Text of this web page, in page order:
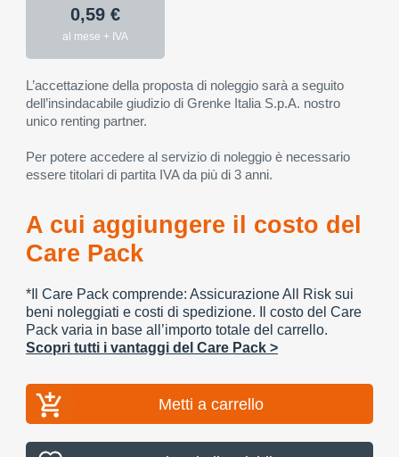
0,59 €
al mese + IVA
L’accettazione della proposta di noleggio sarà a seguito
dell’insindacabile giudizio di Grenke Italia S.p.A. nostro
unico renting partner.
Per potere accedere al servizio di noleggio è necessario
essere titolari di partita IVA da più di 3 anni.
A cui aggiungere il costo del
Care Pack
*Il Care Pack comprende: Assicurazione All Risk sui
beni noleggiati e costi di spedizione. Il costo del Care
Pack varia in base all’importo totale del carrello.
Scopri tutti i vantaggi del Care Pack >
Metti a carrello